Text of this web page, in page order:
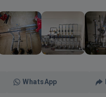
WhatsApp